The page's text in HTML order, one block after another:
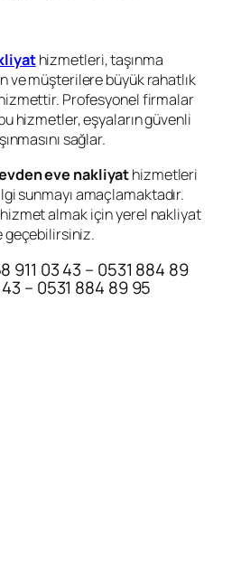
hizmetleri, taşınma
ve müşterilere büyük rahatlık
Profesyonel firmalar
hizmetler, eşyaların güvenli
sağlar.
eve nakliyathizmetleri
sunmayı amaçlamaktadır.
almak için yerel nakliyat
geçebilirsiniz.
911 03 43 – 0531 884 89
– 0531 884 89 95